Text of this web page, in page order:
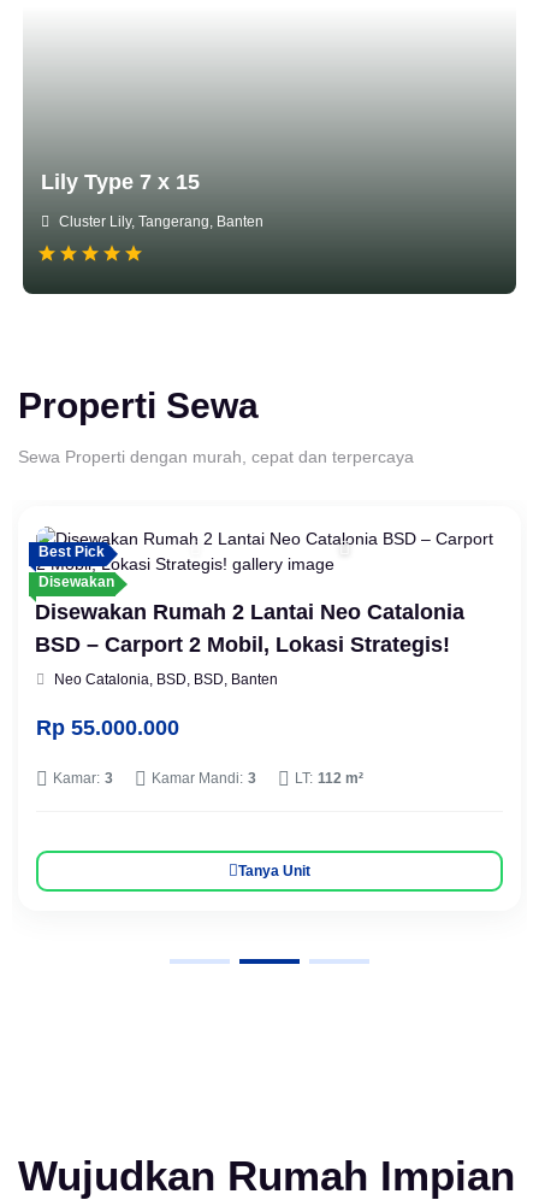
Lily Type 7 x 15
Cluster Lily, Tangerang, Banten
Properti Sewa
Sewa Properti dengan murah, cepat dan terpercaya
Best Pick
Disewakan
Disewakan Rumah 2 Lantai Neo Catalonia
BSD – Carport 2 Mobil, Lokasi Strategis!
Neo Catalonia, BSD, BSD, Banten
Rp 55.000.000
Kamar: 3 Kamar Mandi: 3 LT: 112 m²
Tanya Unit
Wujudkan Rumah Impian